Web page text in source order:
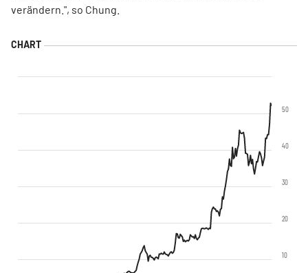
verändern.", so Chung.
10
20
30
40
50